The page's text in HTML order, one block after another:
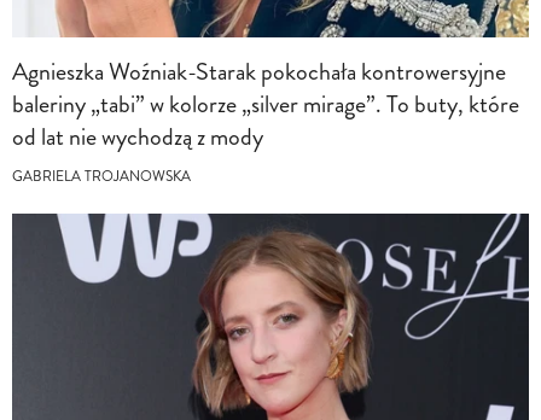
Agnieszka Woźniak-Starak pokochała kontrowersyjne
baleriny „tabi” w kolorze „silver mirage”. To buty, które
od lat nie wychodzą z mody
GABRIELA TROJANOWSKA